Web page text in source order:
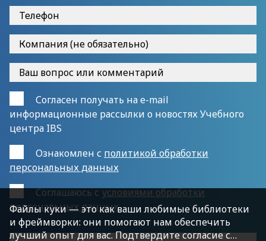
Согласен получать на e-mail
информационные рассылки о новостях Учебного
центра IBS
Ознакомлен с политикой обработки
персональных данных
Cоглашаюсь сусловиями обработки
персональных данных
Файлы куки — это как ваши любимые библиотеки
и фреймворки: они помогают нам обеспечить
лучший опыт для вас. Подтвердите согласие с